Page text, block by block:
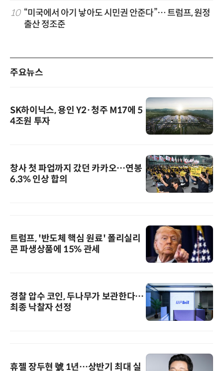
10 “미국에서 아기 낳아도 시민권 안준다”… 트럼프, 원정
출산 정조준
주요뉴스
SK하이닉스, 용인 Y2·청주 M17에 5
4조원 투자
창사 첫 파업까지 갔던 카카오…연봉
6.3% 인상 합의
트럼프, '반도체 핵심 원료' 폴리실리
콘 파생상품에 15% 관세
경찰 압수 코인, 두나무가 보관한다…
최종 낙찰자 선정
휴젤 장두현 號 1년…상반기 최대 실